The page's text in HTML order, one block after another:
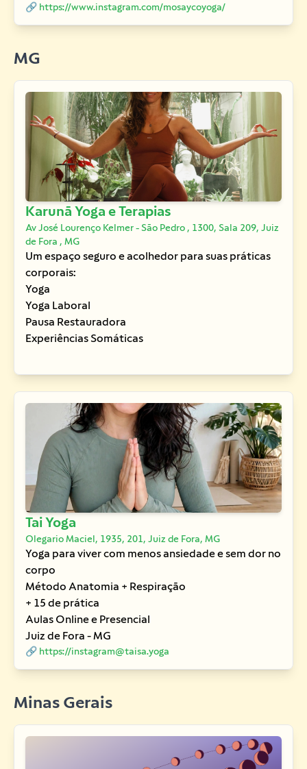
🔗 https://www.instagram.com/mosaycoyoga/
MG
Karunã Yoga e Terapias
Av José Lourenço Kelmer - São Pedro , 1300, Sala 209, Juiz
de Fora , MG
Um espaço seguro e acolhedor para suas práticas
corporais:
Yoga
Yoga Laboral
Pausa Restauradora
Experiências Somáticas
Tai Yoga
Olegario Maciel, 1935, 201, Juiz de Fora, MG
Yoga para viver com menos ansiedade e sem dor no
corpo
Método Anatomia + Respiração
+ 15 de prática
Aulas Online e Presencial
Juiz de Fora - MG
🔗 https://instagram@taisa.yoga
Minas Gerais